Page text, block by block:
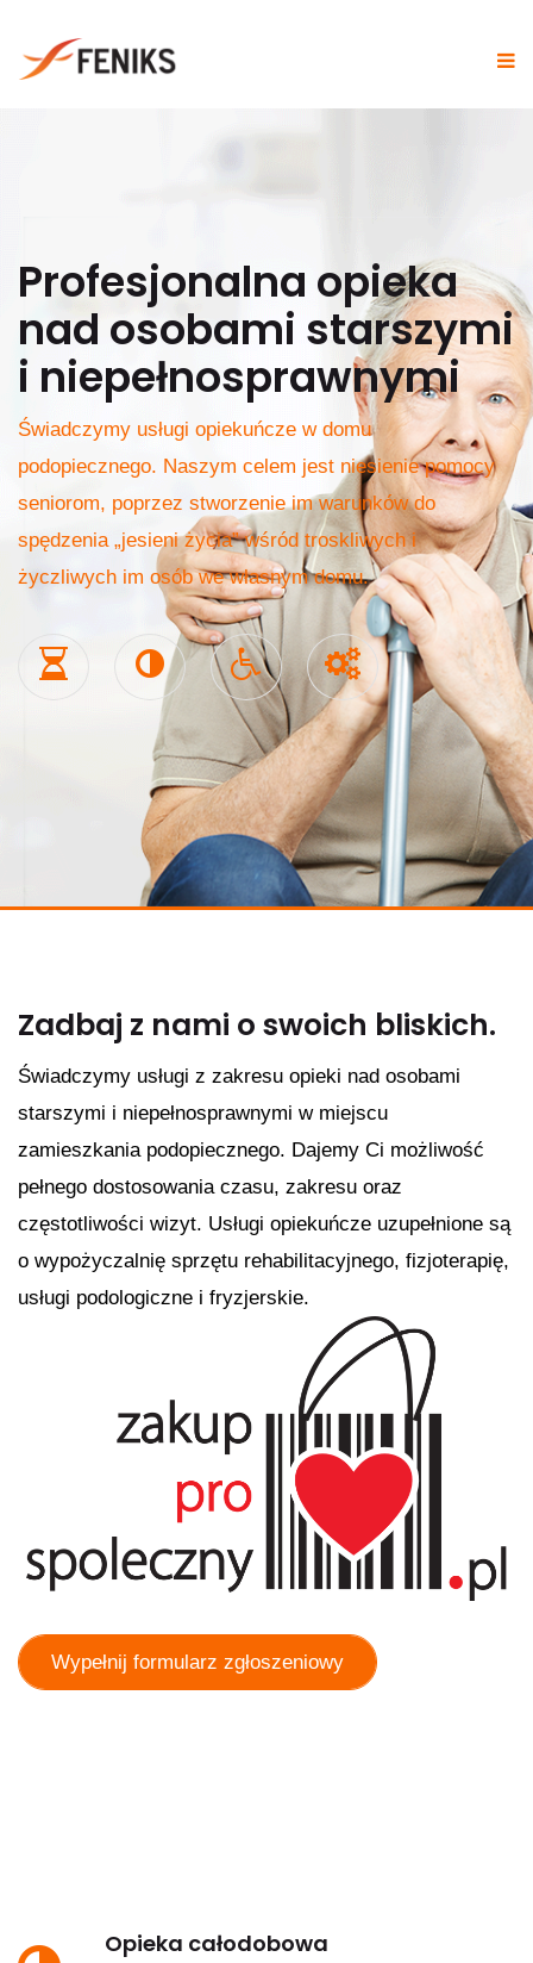
Profesjonalna opieka
nad osobami starszymi
i niepełnosprawnymi
Świadczymy usługi opiekuńcze w domu
podopiecznego. Naszym celem jest niesienie pomocy
seniorom, poprzez stworzenie im warunków do
spędzenia „jesieni życia” wśród troskliwych i
życzliwych im osób we własnym domu.
Zadbaj z nami o swoich bliskich.
Świadczymy usługi z zakresu opieki nad osobami
starszymi i niepełnosprawnymi w miejscu
zamieszkania podopiecznego. Dajemy Ci możliwość
pełnego dostosowania czasu, zakresu oraz
częstotliwości wizyt. Usługi opiekuńcze uzupełnione są
o wypożyczalnię sprzętu rehabilitacyjnego, fizjoterapię,
usługi podologiczne i fryzjerskie.
Wypełnij formularz zgłoszeniowy
Opieka całodobowa